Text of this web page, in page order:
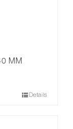
MM
Details